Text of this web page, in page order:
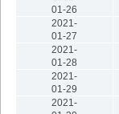
01-26
2021-
01-27
2021-
01-28
2021-
01-29
2021-